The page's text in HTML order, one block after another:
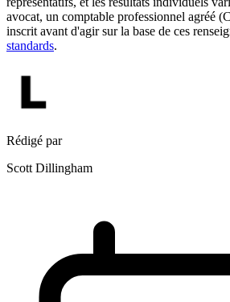
avocat, un comptable professionnel agréé
inscrit avant d'agir sur la base de ces
standards.
Rédigé par
Scott Dillingham